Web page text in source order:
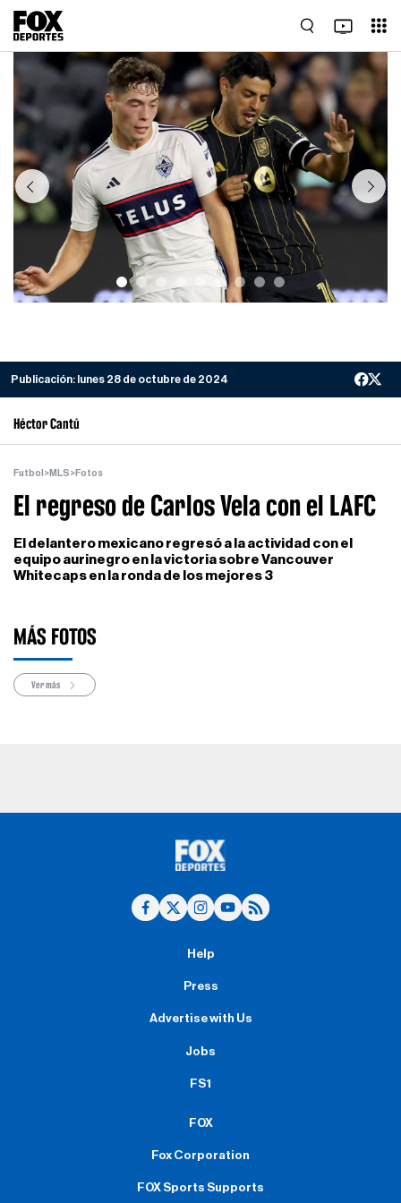
Previous Next
Publicación: lunes 28 de octubre de 2024
Héctor Cantú
Futbol >MLS>Fotos
El regreso de Carlos Vela con el LAFC
El delantero mexicano regresó a la actividad con el
equipo aurinegro en la victoria sobre Vancouver
Whitecaps en la ronda de los mejores 3
MÁS FOTOS
Ver más
Help
Press
Advertise with Us
Jobs
FS1
FOX
Fox Corporation
FOX Sports Supports